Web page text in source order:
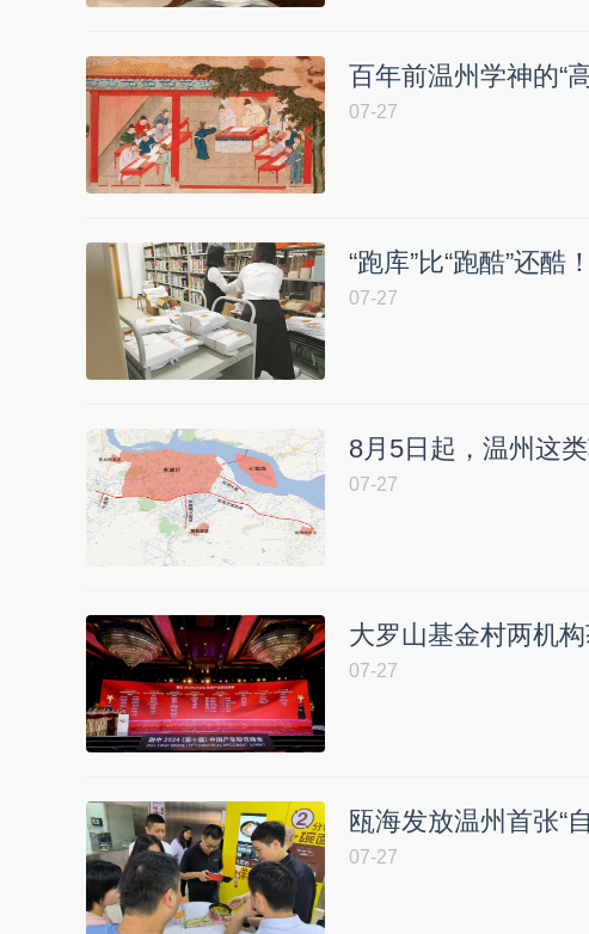
百年前温州学神的“
07-27
“跑库”比“跑酷”还酷
07-27
8月5日起，温州这
07-27
大罗山基金村两机
07-27
瓯海发放温州首张“
07-27